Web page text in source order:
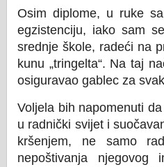
Osim diplome, u ruke
egzistenciju, iako sam
srednje škole, radeći na
kunu „tringelta“. Na taj
osiguravao gablec za
Voljela bih napomenuti
u radnički svijet i
kršenjem, ne samo
nepoštivanja